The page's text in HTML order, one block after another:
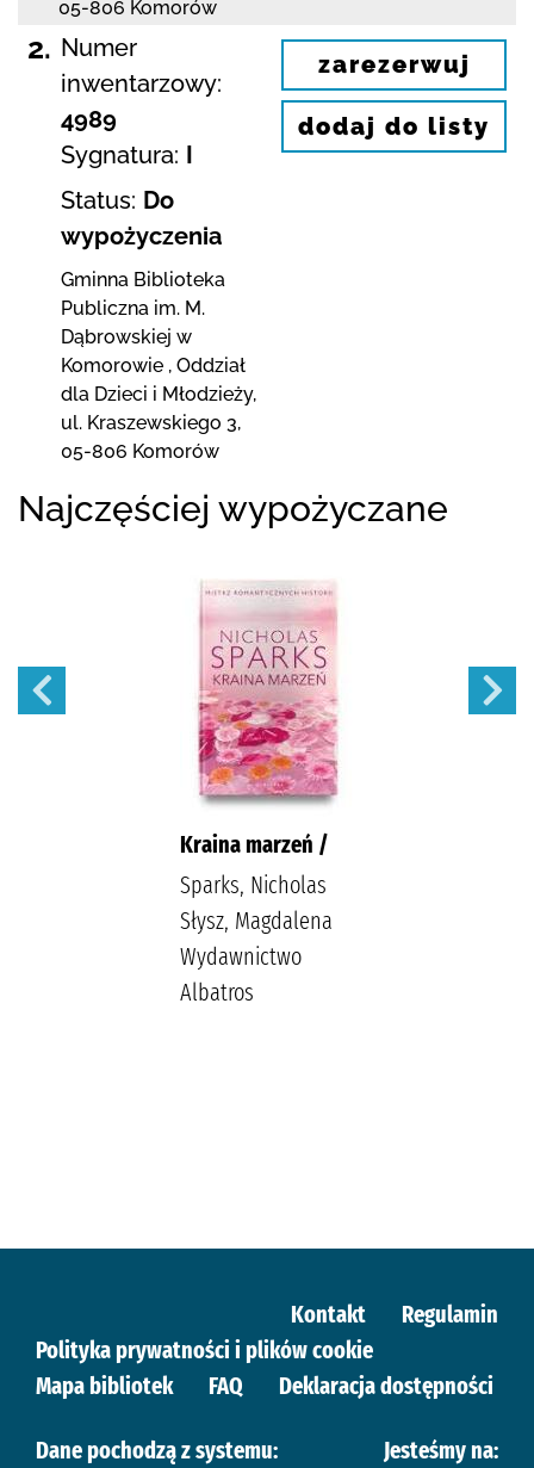
05-806 Komorów
2. Numer
inwentarzowy:
4989
Sygnatura: I
Status: Do
wypożyczenia
Gminna Biblioteka
Publiczna im. M.
Dąbrowskiej w
Komorowie , Oddział
dla Dzieci i Młodzieży,
ul. Kraszewskiego 3,
05-806 Komorów
zarezerwuj
dodaj do listy
Najczęściej wypożyczane
Kraina marzeń /
Sparks, Nicholas
Słysz, Magdalena
Wydawnictwo
Albatros
Kontakt
Regulamin
Polityka prywatności i plików cookie
Mapa bibliotek
FAQ Deklaracja dostępności
Dane pochodzą z systemu: Jesteśmy na: